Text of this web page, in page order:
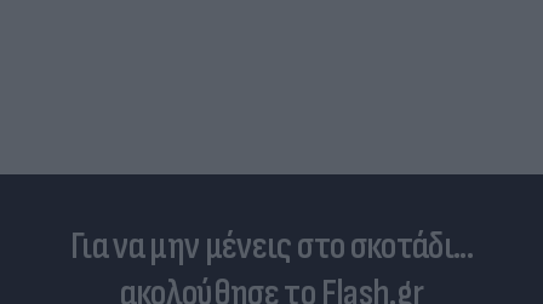
Για να μην μένεις στο σκοτάδι...
ακολούθησε το Flash.gr